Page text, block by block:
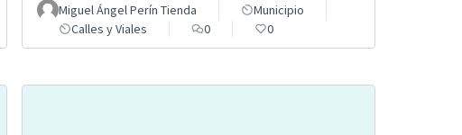
Miguel Ángel Perín Tienda
Municipio
Calles y Viales
0 0